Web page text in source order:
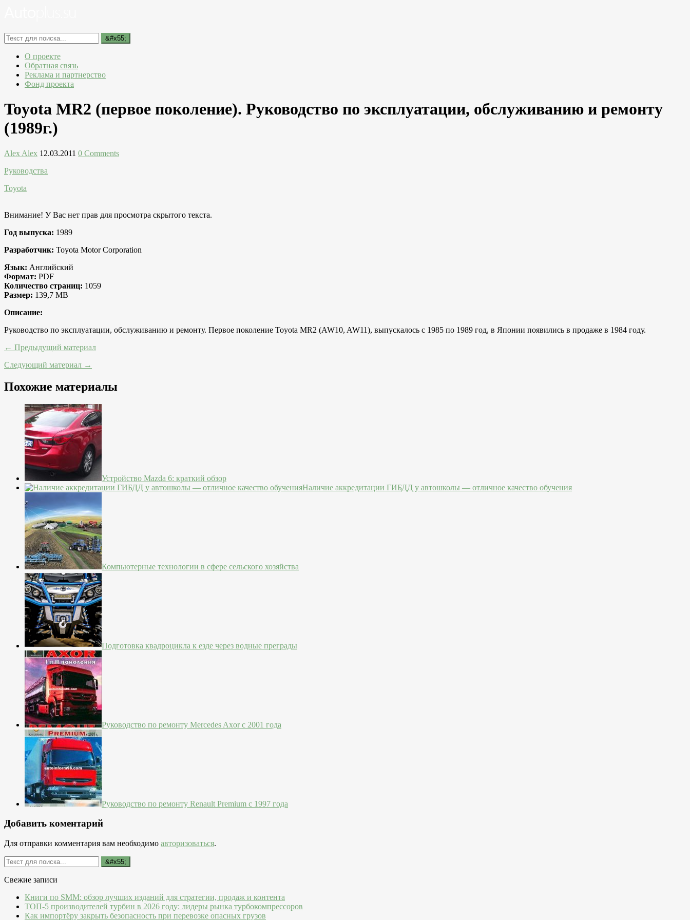
О проекте
Обратная связь
Реклама и партнерство
Фонд проекта
Toyota MR2 (первое поколение). Руководство по эксплуатации, обслуживанию и ремонту
(1989г.)
Alex Alex 12.03.2011 0 Comments
Руководства
Toyota
Внимание! У Вас нет прав для просмотра скрытого текста.
Год выпуска: 1989
Разработчик: Toyota Motor Corporation
Язык: Английский
Формат: PDF
Количество страниц: 1059
Размер: 139,7 MB
Описание:
Руководство по эксплуатации, обслуживанию и ремонту. Первое поколение Toyota MR2 (AW10, AW11), выпускалось с 1985 по 1989 год, в Японии появились в продаже в 1984 году.
← Предыдущий материал
Следующий материал →
Похожие материалы
Устройство Mazda 6: краткий обзор
Наличие аккредитации ГИБДД у автошколы — отличное качество обучения
Компьютерные технологии в сфере сельского хозяйства
Подготовка квадроцикла к езде через водные преграды
Руководство по ремонту Mercedes Axor с 2001 года
Руководство по ремонту Renault Premium с 1997 года
Добавить коментарий
Для отправки комментария вам необходимо авторизоваться.
Свежие записи
Книги по SMM: обзор лучших изданий для стратегии, продаж и контента
ТОП-5 производителей турбин в 2026 году: лидеры рынка турбокомпрессоров
Как импортёру закрыть безопасность при перевозке опасных грузов